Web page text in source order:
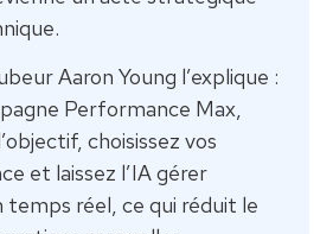
Aaron Young l’explique :
Performance Max,
choisissez vos
et laissez l’IA gérer
temps réel, ce qui réduit le